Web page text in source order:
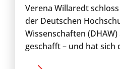
Verena Willaredt
der Deutschen
Wissenschaften
geschafft – und hat sich